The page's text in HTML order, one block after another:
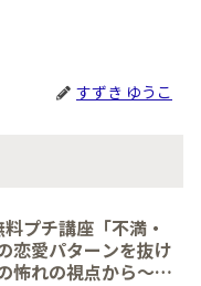
すずき ゆうこ
プチ講座「不満・
恋愛パターンを抜け
怖れの視点から～」